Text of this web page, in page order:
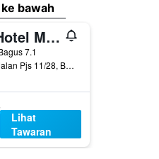
bawah
GM Hotel Metro at Sunway
7.1
No. 23, Jalan Pjs 11/28, Bandar Sunway Metro, Subang Jaya, Malaysia
Lihat
Tawaran